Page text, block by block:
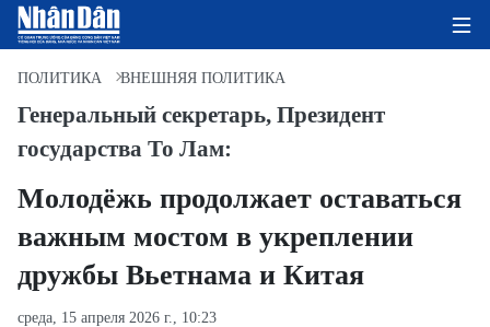
ГЛАВНАЯ СТРАНИЦА
ПОЛИТИКА
ЭКОНОМИКА
ПОЛИТИКА ВНЕШНЯЯ ПОЛИТИКА
Генеральный секретарь, Президент
государства То Лам:
Молодёжь продолжает оставаться
важным мостом в укреплении
дружбы Вьетнама и Китая
среда, 15 апреля 2026 г., 10:23